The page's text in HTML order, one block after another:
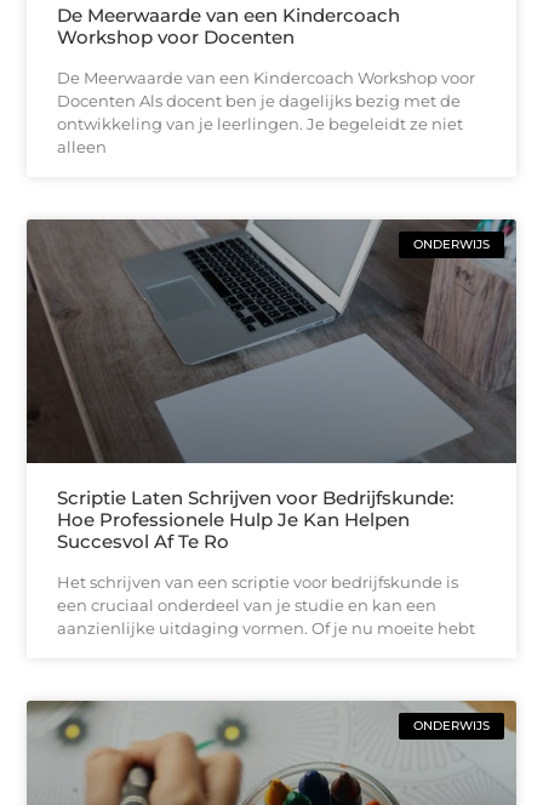
De Meerwaarde van een Kindercoach
Workshop voor Docenten
De Meerwaarde van een Kindercoach Workshop voor
Docenten Als docent ben je dagelijks bezig met de
ontwikkeling van je leerlingen. Je begeleidt ze niet
alleen
ONDERWIJS
Scriptie Laten Schrijven voor Bedrijfskunde:
Hoe Professionele Hulp Je Kan Helpen
Succesvol Af Te Ro
Het schrijven van een scriptie voor bedrijfskunde is
een cruciaal onderdeel van je studie en kan een
aanzienlijke uitdaging vormen. Of je nu moeite hebt
ONDERWIJS